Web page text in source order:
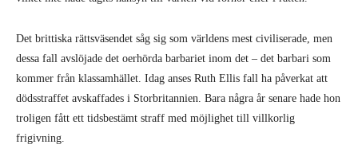
Det brittiska rättsväsendet såg sig som världens mest civiliserade, men
dessa fall avslöjade det oerhörda barbariet inom det – det barbari som
kommer från klassamhället. Idag anses Ruth Ellis fall ha påverkat att
dödsstraffet avskaffades i Storbritannien. Bara några år senare hade hon
troligen fått ett tidsbestämt straff med möjlighet till villkorlig
frigivning.